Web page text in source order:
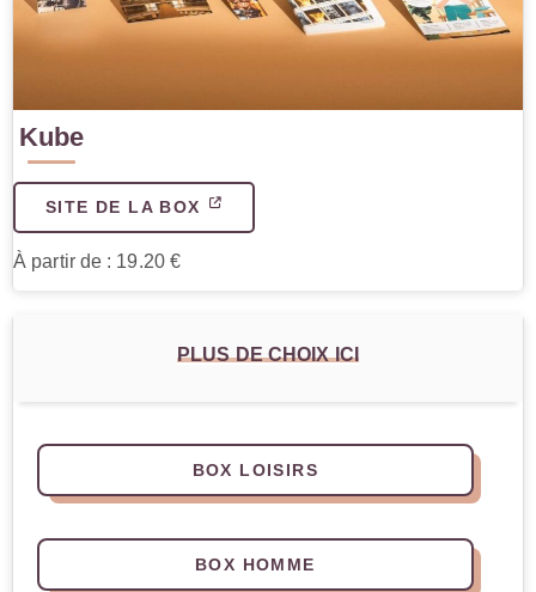
Kube
SITE DE LA BOX
À partir de : 19.20 €
PLUS DE CHOIX ICI
BOX LOISIRS
BOX HOMME